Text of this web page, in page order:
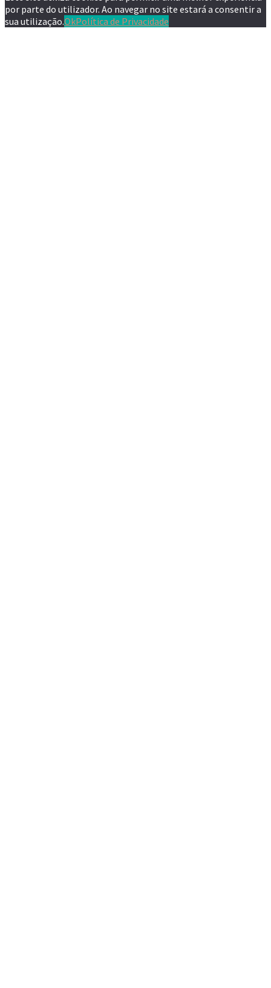
por parte do utilizador. Ao navegar no site estará a consentir a
sua utilização.OkPolítica de Privacidade